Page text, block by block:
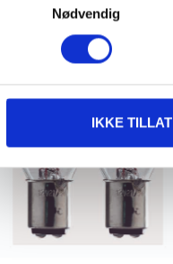
Nødvendig
IKKE TILLAT